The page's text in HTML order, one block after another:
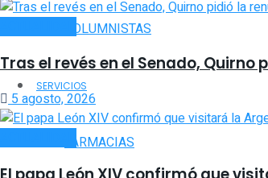
COLUMNISTAS
SERVICIOS
FARMACIAS
Tras el revés en el Senado,
5 agosto, 2026